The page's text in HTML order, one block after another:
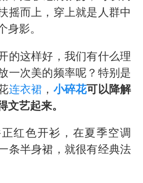
摇而上，穿上就是人群中
影。
的这样好，我们有什么理
一次美的频率呢？特别是
连衣裙 ， 小碎花可以降解
文艺起来。
红色开衫，在夏季空调
条半身裙，就很有经典法